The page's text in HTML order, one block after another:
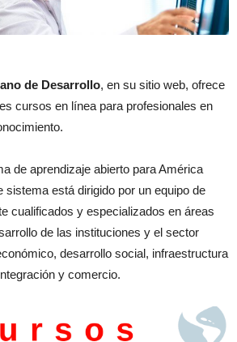
de Desarrollo, en su sitio web, ofrece
cursos en línea para profesionales en
de aprendizaje abierto para América
sistema está dirigido por un equipo de
cualificados y especializados en áreas
de las instituciones y el sector
desarrollo social, infraestructura
y comercio.